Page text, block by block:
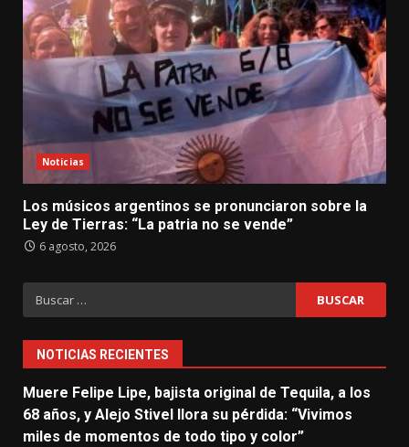
Noticias
Los músicos argentinos se pronunciaron sobre la
Ley de Tierras: “La patria no se vende”
6 agosto, 2026
Buscar:
NOTICIAS RECIENTES
Muere Felipe Lipe, bajista original de Tequila, a los
68 años, y Alejo Stivel llora su pérdida: “Vivimos
miles de momentos de todo tipo y color”